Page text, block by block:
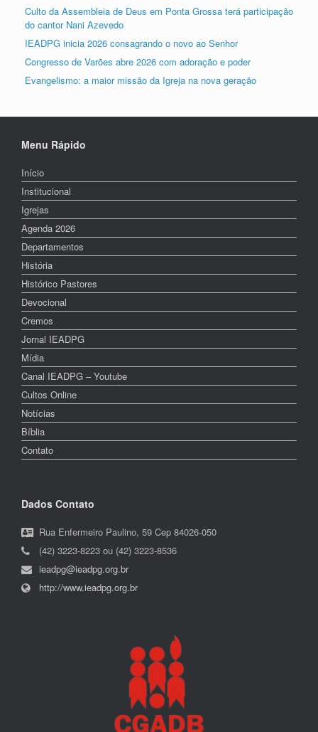
Culto da Assembleia de Deus em Ponta Grossa terá participação
do cantor Nani Azevedo
IEADPG inicia 2026 consagrando o novo ao Senhor
Congresso de Varões abre 2026 com adoração e poder
Evangelismo: a maior missão da Igreja na nova geração
Menu Rápido
Início
Institucional
Igrejas
Agenda 2026
Departamentos
História
Histórico Pastores
Devocional
Cremos
Jornal IEADPG
Mídia
Canal IEADPG – Youtube
Cultos Online
Notícias
Bíblia
Contato
Dados Contato
Rua Enfermeiro Paulino, 59 Cep 84026-050
(42) 3223-8223 ou (42) 3223-8536
ieadpg@ieadpg.org.br
http://www.ieadpg.org.br